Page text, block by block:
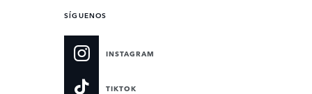
SÍGUENOS
INSTAGRAM
TIKTOK